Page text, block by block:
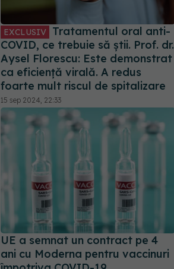
EXCLUSIV
Tratamentul oral anti-
COVID, ce trebuie să știi. Prof. dr.
Aysel Florescu: Este demonstrat
ca eficiență virală. A redus
foarte mult riscul de spitalizare
15 sep 2024, 22:33
UE a semnat un contract pe 4
ani cu Moderna pentru vaccinuri